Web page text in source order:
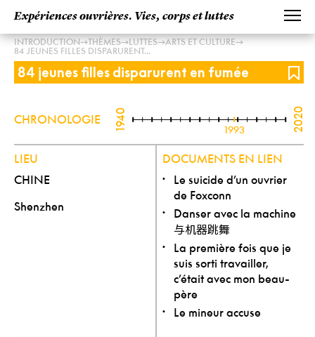
Expériences ouvrières. Vies, corps et luttes
INTRODUCTION→THÈMES→LUTTES→ARTS ET CULTURE→
84 JEUNES FILLES DISPARURENT...
84 jeunes filles disparurent en fumée
CHRONOLOGIE 1940 1993 2020
LIEU
CHINE
Shenzhen
DOCUMENTS EN LIEN
Le suicide d’un ouvrier
de Foxconn
Danser avec la machine
与机器跳舞
La première fois que je
suis sorti travailler,
c’était avec mon beau-
père
Le mineur accuse